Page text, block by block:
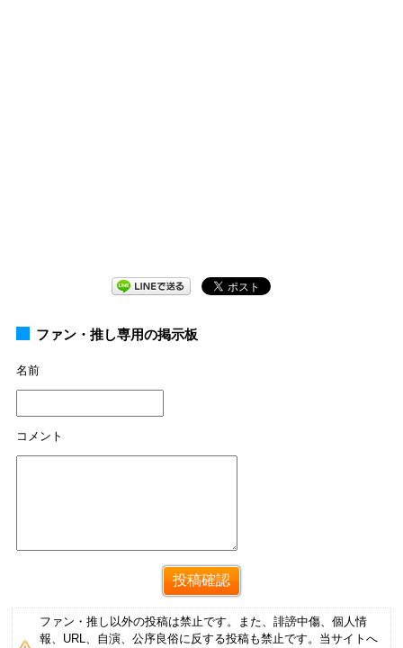
ファン・推し専用の掲示板
名前
コメント
ファン・推し以外の投稿は禁止です。また、誹謗中傷、個人情
報、URL、自演、公序良俗に反する投稿も禁止です。当サイトへ